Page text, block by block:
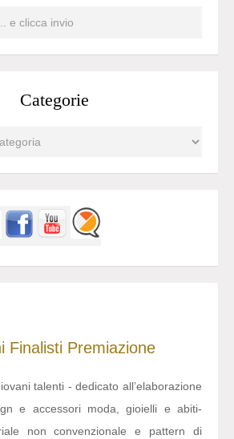
Categorie
Finalisti Premiazione
talenti - dedicato all’elaborazione
e accessori moda, gioielli e abiti-
non convenzionale e pattern di